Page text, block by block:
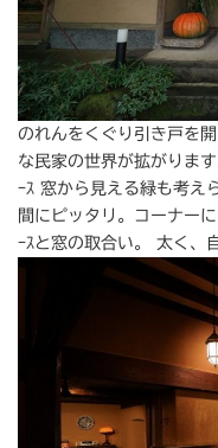
のれんをくぐり引き戸を
な民家の世界が拡がりま
ｰｽ 窓から見える緑も考え
間にピッタリ。コーナー
ｰｽと窓の取合い。 太く、